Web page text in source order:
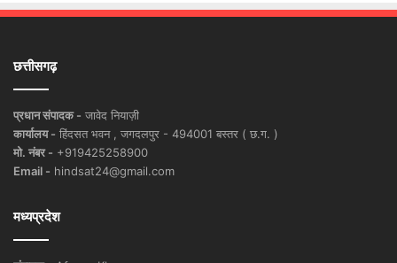
छत्तीसगढ़
प्रधान संपादक - जावेद नियाज़ी
कार्यालय - हिंदसत भवन , जगदलपुर - 494001 बस्तर ( छ.ग. )
मो. नंबर - +919425258900
Email - hindsat24@gmail.com
मध्यप्रदेश